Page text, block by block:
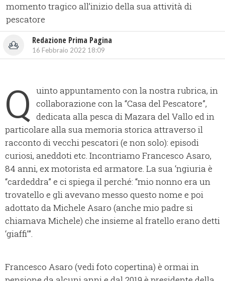
momento tragico all’inizio della sua attività di
pescatore
Redazione Prima Pagina
16 Febbraio 2022 18:09
Q
uinto appuntamento con la nostra rubrica, in
collaborazione con la “Casa del Pescatore”,
dedicata alla pesca di Mazara del Vallo ed in
particolare alla sua memoria storica attraverso il
racconto di vecchi pescatori (e non solo): episodi
curiosi, aneddoti etc. Incontriamo Francesco Asaro,
84 anni, ex motorista ed armatore. La sua ‘ngiuria è
“cardeddra” e ci spiega il perché: “mio nonno era un
trovatello e gli avevano messo questo nome e poi
adottato da Michele Asaro (anche mio padre si
chiamava Michele) che insieme al fratello erano detti
‘giaffi’”.
Francesco Asaro (vedi foto copertina) è ormai in